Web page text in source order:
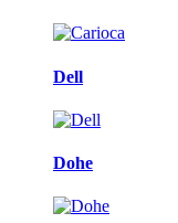
Dell
Dohe